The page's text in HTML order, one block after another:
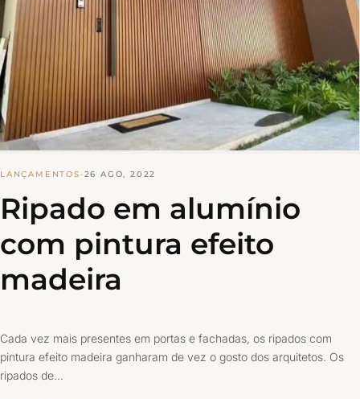
LANÇAMENTOS· 26 AGO, 2022
Ripado em alumínio
com pintura efeito
madeira
Cada vez mais presentes em portas e fachadas, os ripados com
pintura efeito madeira ganharam de vez o gosto dos arquitetos. Os
ripados de…